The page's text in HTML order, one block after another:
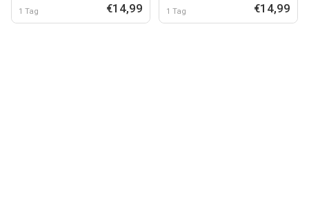
1 Tag €14,99 1 Tag €14,99